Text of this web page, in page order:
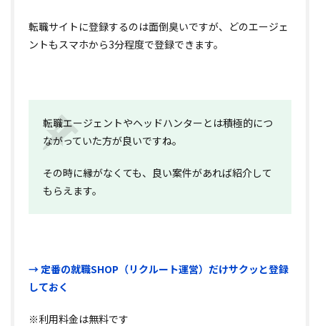
転職サイトに登録するのは面倒臭いですが、どのエージェ
ントもスマホから3分程度で登録できます。
転職エージェントやヘッドハンターとは積極的につ
ながっていた方が良いですね。
その時に縁がなくても、良い案件があれば紹介して
もらえます。
→ 定番の就職SHOP（リクルート運営） だけサクッと登録
しておく
※利用料金は無料です